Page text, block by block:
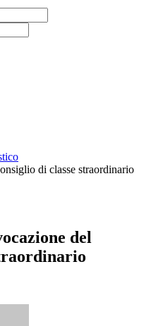
di classe straordinario
del